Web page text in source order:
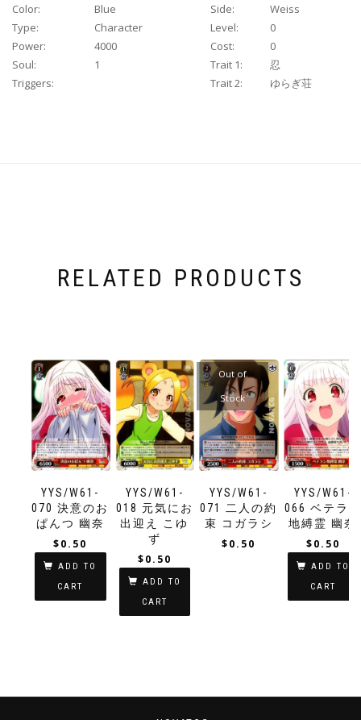
Color:
Blue Side:
Weiss
Type:
Character Level:
0
Power:
4000 Cost:
0
Soul:
1 Trait 1:
忍
Triggers:
Trait 2: ゆらぎ荘
RELATED PRODUCTS
YYS/W61-
070 決意のお
ぱんつ 幽奈
$0.50
ADD TO
CART
YYS/W61-
018 元気にお
出迎え こゆ
ず
$0.50
ADD TO
CART
YYS/W61-
071 二人の約
束 コガラシ
Out of
Stock
$0.50
YYS/W61-
066 ベテラン
地縛霊 幽奈
$0.50
ADD TO
CART